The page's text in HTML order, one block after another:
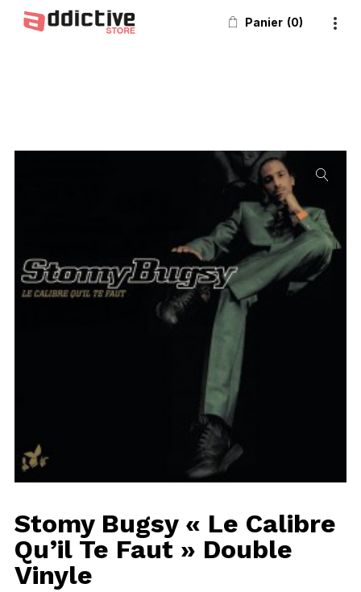
Panier 0
Stomy Bugsy « Le Calibre
Qu’il Te Faut » Double
Vinyle